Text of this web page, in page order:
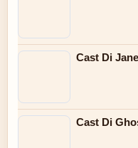
Cast Di
Cast Di